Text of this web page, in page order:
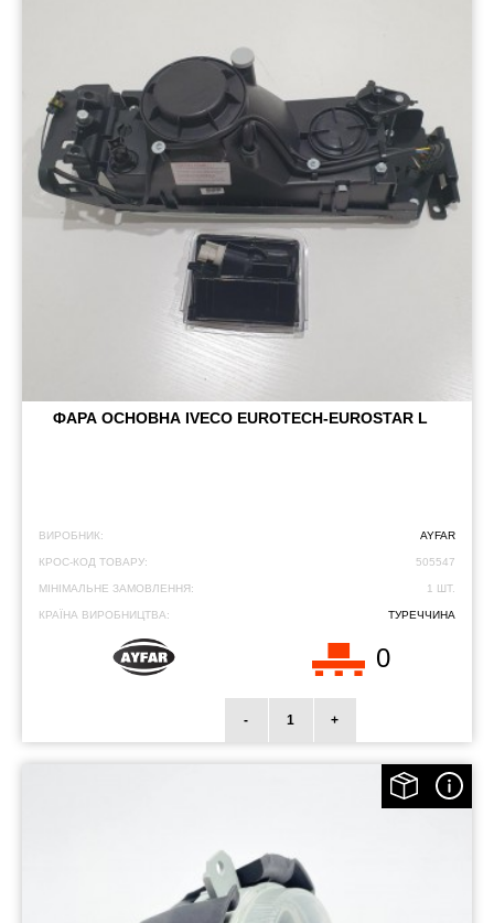
Інструменти
Оснащення причепів
Автономне опалення та кондиціонування
Стяжні ремені та троси
ФАРА ОСНОВНА IVECO EUROTECH-EUROSTAR L
ВИРОБНИК: AYFAR
КРОС-КОД ТОВАРУ: 505547
МІНІМАЛЬНЕ ЗАМОВЛЕННЯ: 1 ШТ.
КРАЇНА ВИРОБНИЦТВА: ТУРЕЧЧИНА
0
- +